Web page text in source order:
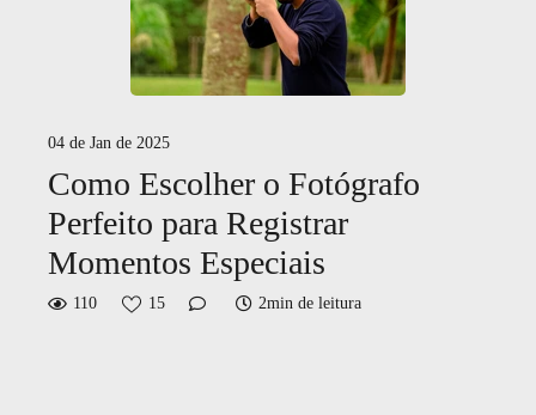
04 de Jan de 2025
Como Escolher o Fotógrafo
Perfeito para Registrar
Momentos Especiais
110 15 2min de leitura